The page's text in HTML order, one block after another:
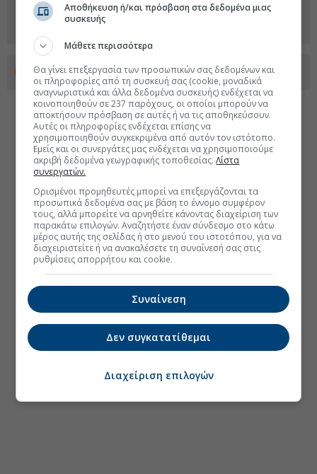
Προσθέστε το euro2day.gr στο Discover
Αποθήκευση ή/και πρόσβαση στα δεδομένα μιας
συσκευής
Μάθετε περισσότερα
Θα γίνει επεξεργασία των προσωπικών σας δεδομένων και
οι πληροφορίες από τη συσκευή σας (cookie, μοναδικά
αναγνωριστικά και άλλα δεδομένα συσκευής) ενδέχεται να
κοινοποιηθούν σε 237 παρόχους, οι οποίοι μπορούν να
αποκτήσουν πρόσβαση σε αυτές ή να τις αποθηκεύσουν.
Αυτές οι πληροφορίες ενδέχεται επίσης να
χρησιμοποιηθούν συγκεκριμένα από αυτόν τον ιστότοπο.
Εμείς και οι συνεργάτες μας ενδέχεται να χρησιμοποιούμε
ακριβή δεδομένα γεωγραφικής τοποθεσίας.Λίστα
συνεργατών.
Ορισμένοι προμηθευτές μπορεί να επεξεργάζονται τα
προσωπικά δεδομένα σας με βάση το έννομο συμφέρον
τους, αλλά μπορείτε να αρνηθείτε κάνοντας διαχείριση των
παρακάτω επιλογών. Αναζητήστε έναν σύνδεσμο στο κάτω
μέρος αυτής της σελίδας ή στο μενού του ιστοτόπου, για να
διαχειριστείτε ή να ανακαλέσετε τη συναίνεσή σας στις
ρυθμίσεις απορρήτου και cookie.
Συναίνεση
Δεν συγκατατίθεμαι
Διαχείριση επιλογών